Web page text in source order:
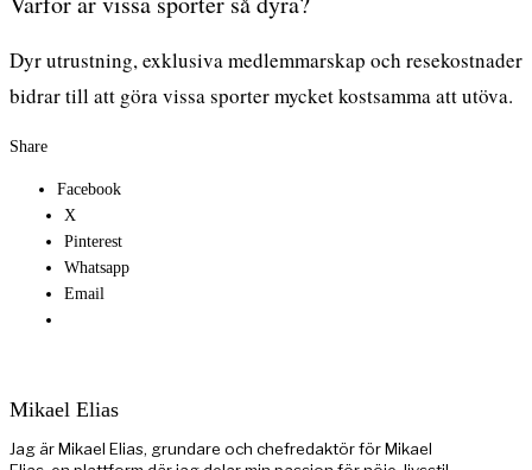
Dyr utrustning, exklusiva medlemmarskap och resekostnader
bidrar till att göra vissa sporter mycket kostsamma att utöva.
Share
Facebook
X
Pinterest
Whatsapp
Email
Mikael Elias
Jag är Mikael Elias, grundare och chefredaktör för Mikael